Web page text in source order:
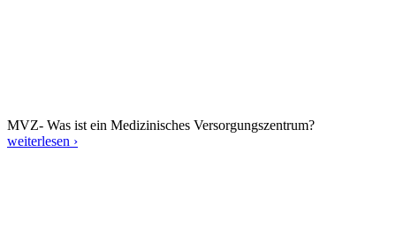
MVZ- Was ist ein Medizinisches Versorgungszentrum?
weiterlesen ›